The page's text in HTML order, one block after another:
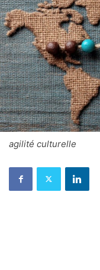
agilité culturelle